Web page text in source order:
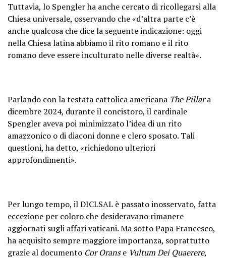
Tuttavia, lo Spengler ha anche cercato di ricollegarsi alla
Chiesa universale, osservando che «d’altra parte c’è
anche qualcosa che dice la seguente indicazione: oggi
nella Chiesa latina abbiamo il rito romano e il rito
romano deve essere inculturato nelle diverse realtà».
Parlando con la testata cattolica americana The Pillara
dicembre 2024, durante il concistoro, il cardinale
Spengler aveva poi minimizzato l’idea di un rito
amazzonico o di diaconi donne e clero sposato. Tali
questioni, ha detto, «richiedono ulteriori
approfondimenti».
Per lungo tempo, il DICLSAL è passato inosservato, fatta
eccezione per coloro che desideravano rimanere
aggiornati sugli affari vaticani. Ma sotto Papa Francesco,
ha acquisito sempre maggiore importanza, soprattutto
grazie al documento Cor Oranse Vultum Dei Quaerere,